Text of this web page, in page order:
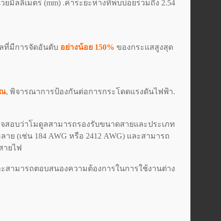
มิลลิเมตร (mm) .ค่าระยะห่างที่พบบ่อยรวมถึง 2.54
ที่มีการจัดอันดับ อย่างน้อย 150% ของกระแสสูงสุด
, พิจารณาการป้องกันต่อการกระโดดแรงดันไฟฟ้า.
สอบว่าโมดูลสามารถรองรับขนาดสายและประเภท
(เช่น 184 AWG หรือ 2412 AWG) และสามารถ
ายไฟ
ามารถตอบสนองความต้องการในการใช้งานต่าง